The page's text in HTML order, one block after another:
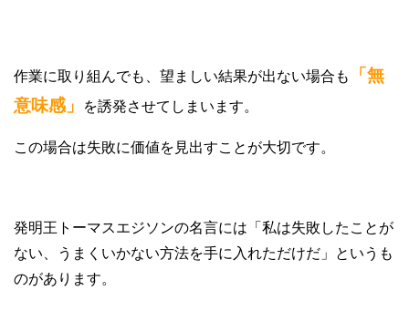
作業に取り組んでも、望ましい結果が出ない場合も
「無
意味感」
を誘発させてしまいます。
この場合は失敗に価値を見出すことが大切です。
発明王トーマスエジソンの名言には「私は失敗したことが
ない、うまくいかない方法を手に入れただけだ」というも
のがあります。